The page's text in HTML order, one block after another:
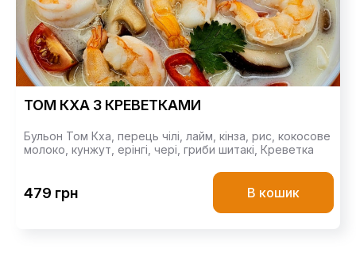
ТОМ КХА З КРЕВЕТКАМИ
Бульон Том Кха, перець чілі, лайм, кінза, рис, кокосове
молоко, кунжут, ерінгі, чері, гриби шитакі, Креветка
479 грн В кошик